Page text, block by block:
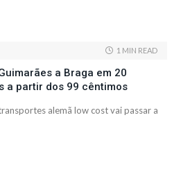
1 MIN READ
a Braga em 20
a partir dos 99 cêntimos
alemã low cost vai passar a